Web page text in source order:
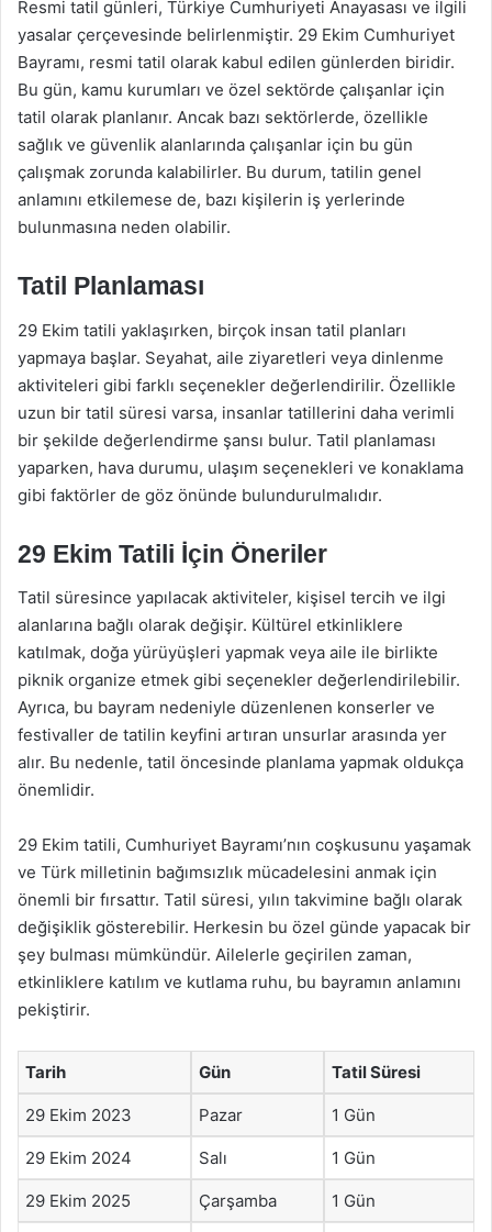
Resmi tatil günleri, Türkiye Cumhuriyeti Anayasası ve ilgili
yasalar çerçevesinde belirlenmiştir. 29 Ekim Cumhuriyet
Bayramı, resmi tatil olarak kabul edilen günlerden biridir.
Bu gün, kamu kurumları ve özel sektörde çalışanlar için
tatil olarak planlanır. Ancak bazı sektörlerde, özellikle
sağlık ve güvenlik alanlarında çalışanlar için bu gün
çalışmak zorunda kalabilirler. Bu durum, tatilin genel
anlamını etkilemese de, bazı kişilerin iş yerlerinde
bulunmasına neden olabilir.
Tatil Planlaması
29 Ekim tatili yaklaşırken, birçok insan tatil planları
yapmaya başlar. Seyahat, aile ziyaretleri veya dinlenme
aktiviteleri gibi farklı seçenekler değerlendirilir. Özellikle
uzun bir tatil süresi varsa, insanlar tatillerini daha verimli
bir şekilde değerlendirme şansı bulur. Tatil planlaması
yaparken, hava durumu, ulaşım seçenekleri ve konaklama
gibi faktörler de göz önünde bulundurulmalıdır.
29 Ekim Tatili İçin Öneriler
Tatil süresince yapılacak aktiviteler, kişisel tercih ve ilgi
alanlarına bağlı olarak değişir. Kültürel etkinliklere
katılmak, doğa yürüyüşleri yapmak veya aile ile birlikte
piknik organize etmek gibi seçenekler değerlendirilebilir.
Ayrıca, bu bayram nedeniyle düzenlenen konserler ve
festivaller de tatilin keyfini artıran unsurlar arasında yer
alır. Bu nedenle, tatil öncesinde planlama yapmak oldukça
önemlidir.
29 Ekim tatili, Cumhuriyet Bayramı’nın coşkusunu yaşamak
ve Türk milletinin bağımsızlık mücadelesini anmak için
önemli bir fırsattır. Tatil süresi, yılın takvimine bağlı olarak
değişiklik gösterebilir. Herkesin bu özel günde yapacak bir
şey bulması mümkündür. Ailelerle geçirilen zaman,
etkinliklere katılım ve kutlama ruhu, bu bayramın anlamını
pekiştirir.
Tarih Gün Tatil Süresi
29 Ekim 2023 Pazar 1 Gün
29 Ekim 2024 Salı 1 Gün
29 Ekim 2025 Çarşamba 1 Gün